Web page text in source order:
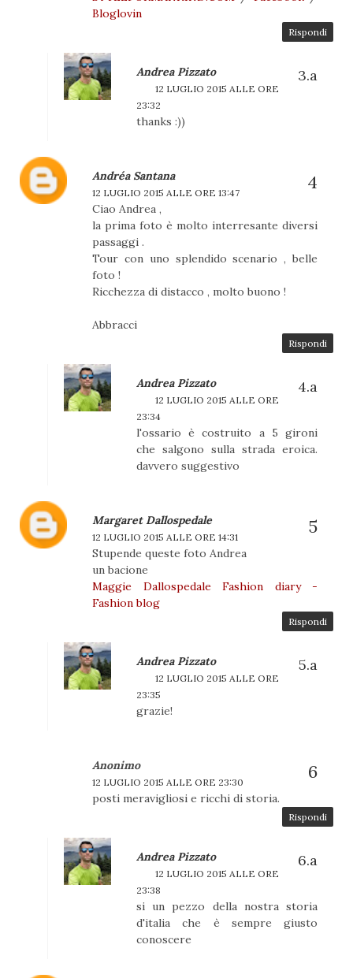
Bloglovin
Rispondi
Andrea Pizzato
12 LUGLIO 2015 ALLE ORE
23:32
thanks :))
Andréa Santana
12 LUGLIO 2015 ALLE ORE 13:47
Ciao Andrea ,
la prima foto è molto interresante diversi
passaggi .
Tour con uno splendido scenario , belle
foto !
Ricchezza di distacco , molto buono !
Abbracci
Rispondi
Andrea Pizzato
12 LUGLIO 2015 ALLE ORE
23:34
l'ossario è costruito a 5 gironi
che salgono sulla strada eroica.
davvero suggestivo
Margaret Dallospedale
12 LUGLIO 2015 ALLE ORE 14:31
Stupende queste foto Andrea
un bacione
Maggie Dallospedale Fashion diary -
Fashion blog
Rispondi
Andrea Pizzato
12 LUGLIO 2015 ALLE ORE
23:35
grazie!
Anonimo
12 LUGLIO 2015 ALLE ORE 23:30
posti meravigliosi e ricchi di storia.
Rispondi
Andrea Pizzato
12 LUGLIO 2015 ALLE ORE
23:38
si un pezzo della nostra storia
d'italia che è sempre giusto
conoscere